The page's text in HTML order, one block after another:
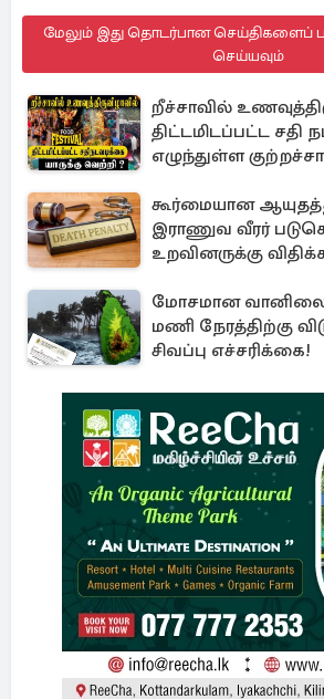
மேலும் இது தொடர்பான செய்திகளைப்
செய்யவும்
றீச்சாவில்
திட்டமிடப்பட்ட சதி
எழுந்துள்ள
கூர்மையான
இராணுவ வீரர்
உறவினருக்கு
மோசமான வானிலை
மணி நேரத்திற்கு
சிவப்பு எச்சரிக்கை!